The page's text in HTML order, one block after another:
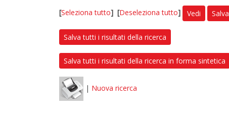
[Seleziona tutto] [Deseleziona tutto] Vedi Salva
Salva tutti i risultati della ricerca
Salva tutti i risultati della ricerca in forma sintetica
| Nuova ricerca